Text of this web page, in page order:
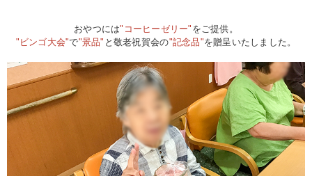
おやつには"コーヒーゼリー" をご提供。
"ビンゴ大会"で"景品" と敬老祝賀会の"記念品"を贈呈いたしました。